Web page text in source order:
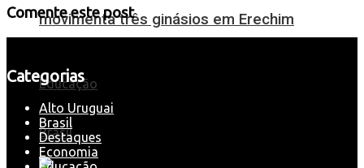
movimenta três ginásios em Erechim
Educação
Brasil
Comente este post
Categorias
Alto Uruguai
Brasil
Destaques
Economia